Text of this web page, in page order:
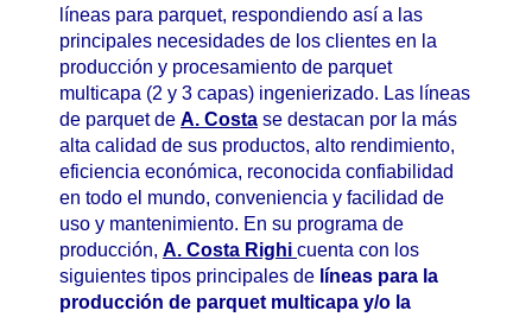
líneas para parquet, respondiendo así a las
principales necesidades de los clientes en la
producción y procesamiento de parquet
multicapa (2 y 3 capas) ingenierizado. Las líneas
de parquet de A. Costa se destacan por la más
alta calidad de sus productos, alto rendimiento,
eficiencia económica, reconocida confiabilidad
en todo el mundo, conveniencia y facilidad de
uso y mantenimiento. En su programa de
producción, A. Costa Righi cuenta con los
siguientes tipos principales de líneas para la
producción de parquet multicapa y/o la